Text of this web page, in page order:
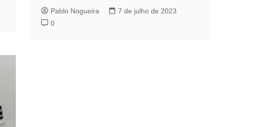
Pablo Nogueira
7 de julho de 2023
0